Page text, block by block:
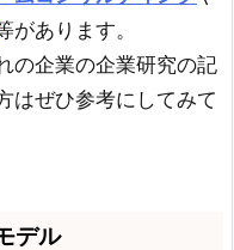
があります。
の企業の企業研究の記
はぜひ参考にしてみて
デル